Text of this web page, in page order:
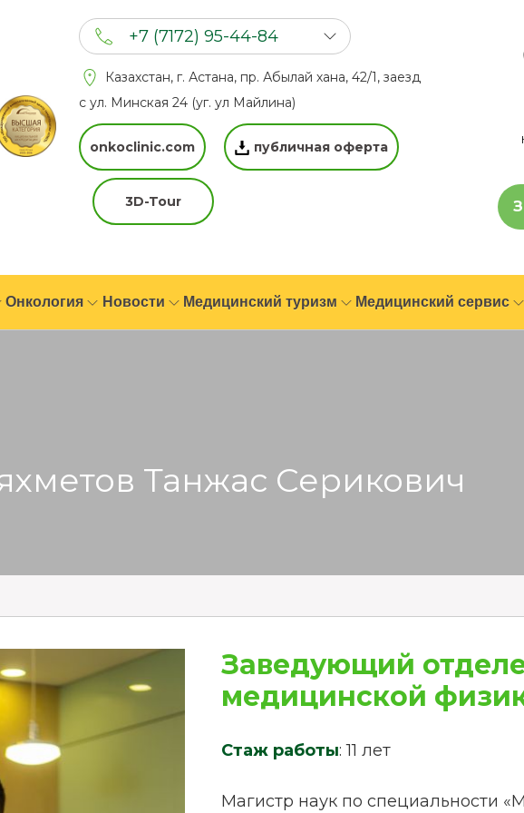
+7 (7172) 95-44-84
+7 (702) 201 94 44
+7 (777) 201 44 44
Казахстан, г. Астана, пр. Абылай хана, 42/1, заезд
с ул. Минская 24 (уг. ул Майлина)
onkoclinic.com публичная оферта
3D-Tour
Онкология Новости Медицинский туризм Медицинский сервис
Танжас Серикович
Заведующий
медицинской
Стаж работы: 11 лет
Магистр наук по специальности